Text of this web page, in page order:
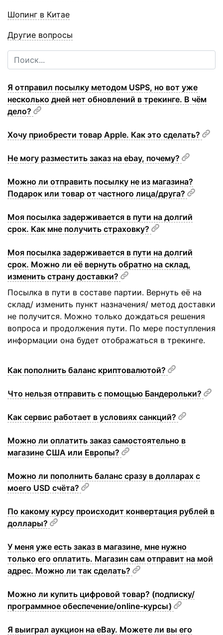
Шопинг в Китае
Другие вопросы
Я отправил посылку методом USPS, но вот уже
несколько дней нет обновлений в трекинге. В чём
дело?
Хочу приобрести товар Apple. Как это сделать?
Не могу разместить заказ на ebay, почему?
Можно ли отправить посылку не из магазина?
Подарок или товар от частного лица/друга?
Моя посылка задерживается в пути на долгий
срок. Как мне получить страховку?
Моя посылка задерживается в пути на долгий
срок. Можно ли её вернуть обратно на склад,
изменить страну доставки?
Посылка в пути в составе партии. Вернуть её на
склад/ изменить пункт назначения/ метод доставки
не получится. Можно только дождаться решения
вопроса и продолжения пути. По мере поступления
информации она будет отображаться в трекинге.
Как пополнить баланс криптовалютой?
Что нельзя отправить с помощью Бандерольки?
Как сервис работает в условиях санкций?
Можно ли оплатить заказ самостоятельно в
магазине США или Европы?
Можно ли пополнить баланс сразу в долларах с
моего USD счёта?
По какому курсу происходит конвертация рублей в
доллары?
У меня уже есть заказ в магазине, мне нужно
только его оплатить. Магазин сам отправит на мой
адрес. Можно ли так сделать?
Можно ли купить цифровой товар? (подписку/
программное обеспечение/online-курсы)
Я выиграл аукцион на eBay. Можете ли вы его